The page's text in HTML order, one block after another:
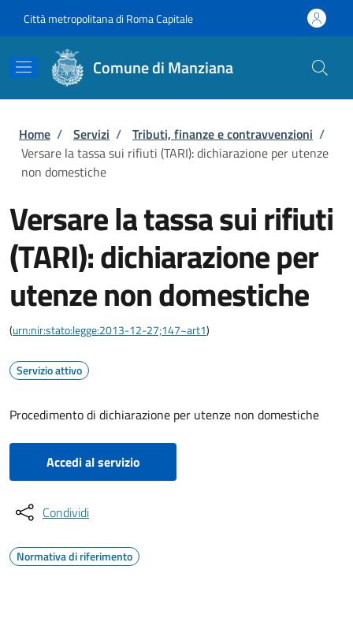
Città metropolitana di Roma Capitale
Comune di Manziana
Briciole di pane
Home / Servizi / Tributi, finanze e contravvenzioni /
Versare la tassa sui rifiuti (TARI): dichiarazione per utenze
non domestiche
Versare la tassa sui rifiuti
(TARI): dichiarazione per
utenze non domestiche
(urn:nir:stato:legge:2013-12-27;147~art1)
Servizio attivo
Procedimento di dichiarazione per utenze non domestiche
Accedi al servizio
Condividi
Normativa di riferimento